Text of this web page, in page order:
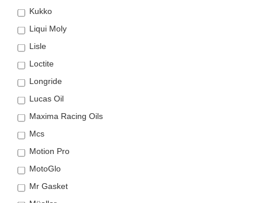
Kukko
Liqui Moly
Lisle
Loctite
Longride
Lucas Oil
Maxima Racing Oils
Mcs
Motion Pro
MotoGlo
Mr Gasket